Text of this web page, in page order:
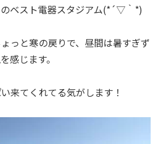
ベスト電器スタジアム(*´▽｀*)
っと寒の戻りで、昼間は暑すぎず
感じます。
来てくれてる気がします！